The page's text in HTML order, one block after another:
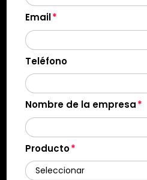
Email
Teléfono
Nombre de la empresa
Producto